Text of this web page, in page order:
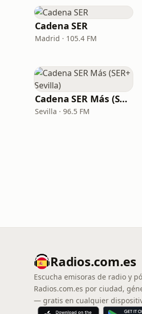
Cadena SER
Madrid · 105.4 FM
Cadena SER Más (SER+ Sevilla)
Sevilla · 96.5 FM
Radios.com.es
Escucha emisoras de radio y
Radios.com.es por ciudad,
— gratis en cualquier